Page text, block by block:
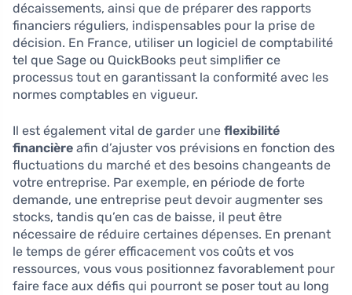
décaissements, ainsi que de préparer des rapports
financiers réguliers, indispensables pour la prise de
décision. En France, utiliser un logiciel de comptabilité
tel que Sage ou QuickBooks peut simplifier ce
processus tout en garantissant la conformité avec les
normes comptables en vigueur.
Il est également vital de garder une flexibilité
financière afin d’ajuster vos prévisions en fonction des
fluctuations du marché et des besoins changeants de
votre entreprise. Par exemple, en période de forte
demande, une entreprise peut devoir augmenter ses
stocks, tandis qu’en cas de baisse, il peut être
nécessaire de réduire certaines dépenses. En prenant
le temps de gérer efficacement vos coûts et vos
ressources, vous vous positionnez favorablement pour
faire face aux défis qui pourront se poser tout au long